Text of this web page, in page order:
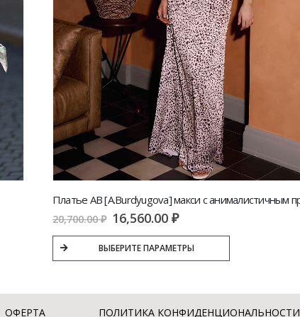
20,700.00₽ 16,560.00 ₽
ВЫБЕРИТЕ ПАРАМЕТРЫ
ОФЕРТА ПОЛИТИКА КОНФИДЕНЦИОНАЛЬНОСТИ